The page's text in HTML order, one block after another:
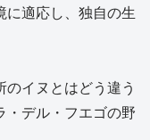
に適応し、独自の生
イヌとはどう違う
・デル・フエゴの野